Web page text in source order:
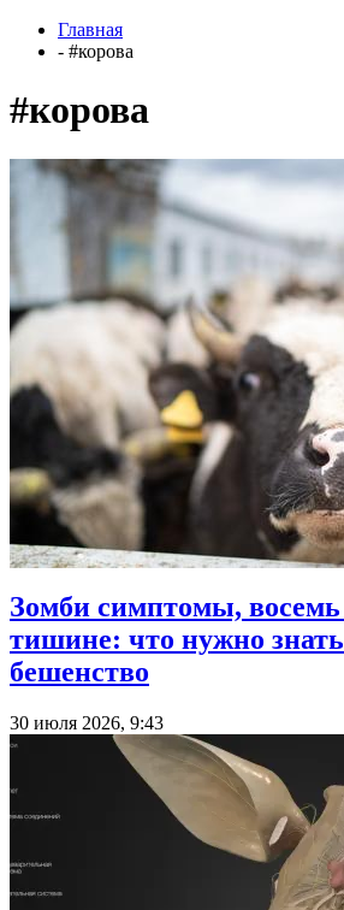
Главная
- #корова
#корова
Зомби симптомы, восемь
тишине: что нужно
бешенство
30 июля 2026, 9:43